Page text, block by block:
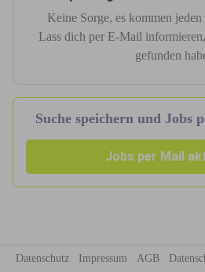
Keine Sorge, es kommen jeden
Lass dich per E-Mail
gefunden
Suche speichern und Jobs
Jobs per Mail
Datenschutz Impressum AGB